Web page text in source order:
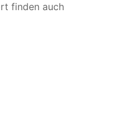
finden auch